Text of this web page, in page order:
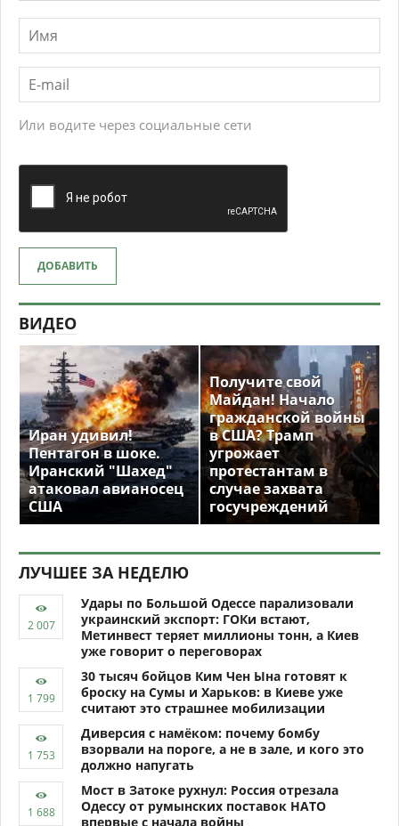
Или водите через социальные сети
ДОБАВИТЬ
ВИДЕО
Иран удивил!
Пентагон в шоке.
Иранский "Шахед"
атаковал авианосец
США
Получите свой
Майдан! Начало
гражданской войны
в США? Трамп
угрожает
протестантам в
случае захвата
госучреждений
ЛУЧШЕЕ ЗА НЕДЕЛЮ
Удары по Большой Одессе парализовали
украинский экспорт: ГОКи встают,
Метинвест теряет миллионы тонн, а Киев
уже говорит о переговорах
30 тысяч бойцов Ким Чен Ына готовят к
броску на Сумы и Харьков: в Киеве уже
считают это страшнее мобилизации
Диверсия с намёком: почему бомбу
взорвали на пороге, а не в зале, и кого это
должно напугать
Мост в Затоке рухнул: Россия отрезала
Одессу от румынских поставок НАТО
впервые с начала войны